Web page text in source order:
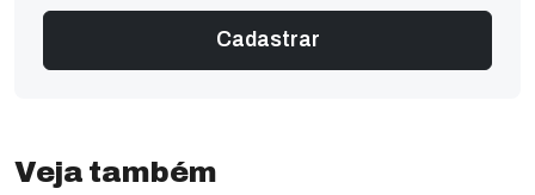
Veja também